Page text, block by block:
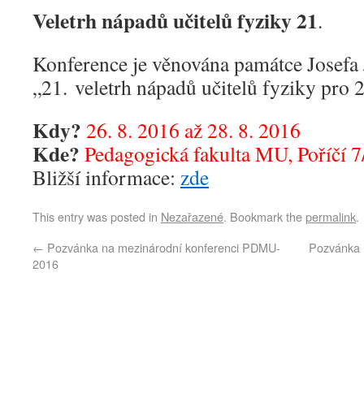
Veletrh nápadů učitelů fyziky 21.
Konference je věnována památce
„21. veletrh nápadů učitelů fyziky pro
Kdy? 26. 8. 2016 až 28. 8. 2016
Kde? Pedagogická fakulta MU, Poříčí
Bližší informace: zde
This entry was posted in Nezařazené. Bookmark thepermalink.
← Pozvánka na mezinárodní konferenci PDMU-
2016